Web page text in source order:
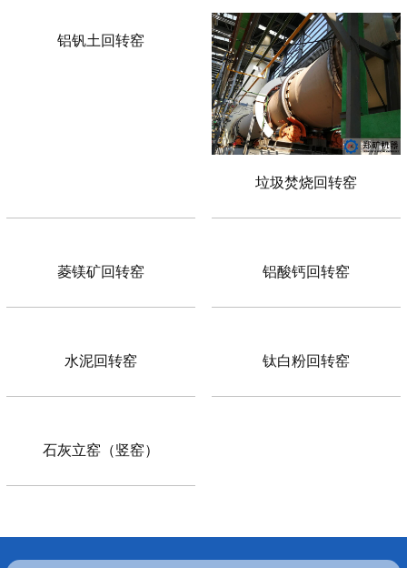
铝钒土回转窑
垃圾焚烧回转窑
菱镁矿回转窑 铝酸钙回转窑
水泥回转窑 钛白粉回转窑
石灰立窑（竖窑）